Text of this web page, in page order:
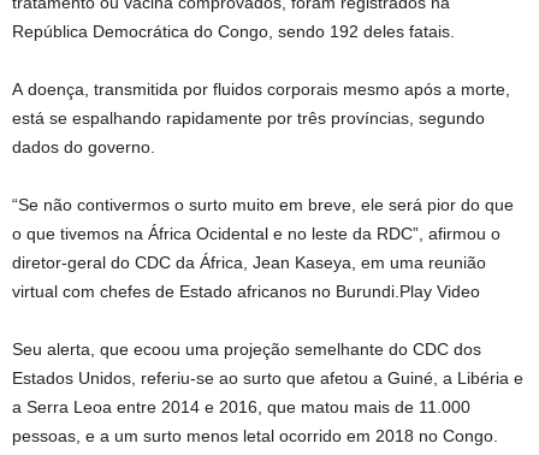
República Democrática do Congo, sendo 192 deles fatais.
A doença, transmitida por fluidos corporais mesmo após a morte,
está se espalhando rapidamente por três províncias, segundo
dados do governo.
“Se não contivermos o surto muito em breve, ele será pior do que
o que tivemos na África Ocidental e no leste da RDC”, afirmou o
diretor-geral do CDC da África, Jean Kaseya, em uma reunião
virtual com chefes de Estado africanos no Burundi.Play Video
Seu alerta, que ecoou uma projeção semelhante do CDC dos
Estados Unidos, referiu-se ao surto que afetou a Guiné, a Libéria e
a Serra Leoa entre 2014 e 2016, que matou mais de 11.000
pessoas, e a um surto menos letal ocorrido em 2018 no Congo.